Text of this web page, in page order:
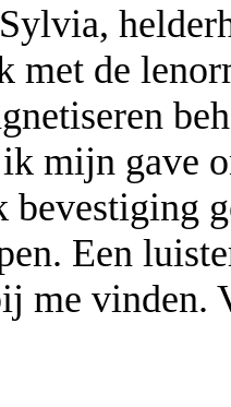
met de
mijn gave
bevestiging
Een
me vinden.